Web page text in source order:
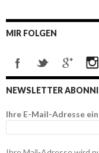
MIR FOLGEN
NEWSLETTER
Ihre E-Mail-Adresse